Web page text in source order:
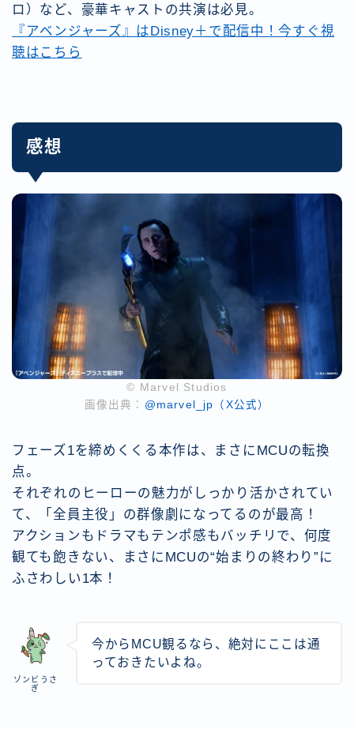
ロ）など、豪華キャストの共演は必見。
『アベンジャーズ』はDisney＋で配信中！今すぐ視
聴はこちら
感想
© Marvel Studios
画像出典： @marvel_jp（X公式）
フェーズ1を締めくくる本作は、まさにMCUの転換
点。
それぞれのヒーローの魅力がしっかり活かされてい
て、「全員主役」の群像劇になってるのが最高！
アクションもドラマもテンポ感もバッチリで、何度
観ても飽きない、まさにMCUの“始まりの終わり”に
ふさわしい1本！
ゾンビうさ
ぎ
今からMCU観るなら、絶対にここは通
っておきたいよね。